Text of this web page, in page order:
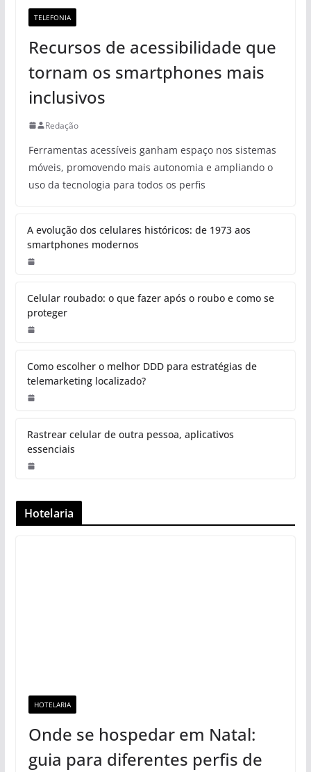
TELEFONIA
Recursos de acessibilidade que
tornam os smartphones mais
inclusivos
Redação
Ferramentas acessíveis ganham espaço nos sistemas
móveis, promovendo mais autonomia e ampliando o
uso da tecnologia para todos os perfis
A evolução dos celulares históricos: de 1973 aos
smartphones modernos
Celular roubado: o que fazer após o roubo e como se
proteger
Como escolher o melhor DDD para estratégias de
telemarketing localizado?
Rastrear celular de outra pessoa, aplicativos
essenciais
Hotelaria
HOTELARIA
Onde se hospedar em Natal:
guia para diferentes perfis de